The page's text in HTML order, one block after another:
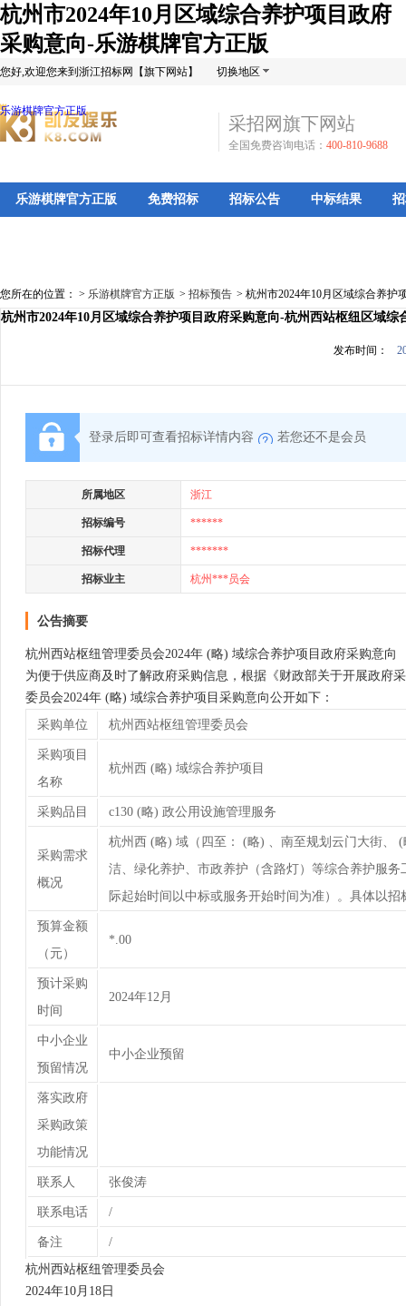
杭州市2024年10月区域综合养护项目政府
采购意向-乐游棋牌官方正版
您好,欢迎您来到浙江招标网【旗下网站】 切换地区
乐游棋牌官方正版
采招网旗下网站
全国免费咨询电话： 400-810-9688
乐游棋牌官方正版 免费招标 招标公告 中标结果
您所在的位置： > 乐游棋牌官方正版 > 招标预告 > 杭州市2024年10月区域综合养护
杭州市2024年10月区域综合养护项目政府采购意向-杭州西站枢纽区域综
发布时间：
登录后即可查看招标详情内容 若您还不是会员
所属地区 浙江
招标编号 ******
招标代理 *******
招标业主 杭州***员会
公告摘要
杭州西站枢纽管理委员会2024年 (略) 域综合养护项目政府采购意向
为便于供应商及时了解政府采购信息，根据《财政部关于开展政府
委员会2024年 (略) 域综合养护项目采购意向公开如下：
采购单位
杭州西站枢纽管理委员会
采购项目
名称
杭州西 (略) 域综合养护项目
采购品目 c130 (略) 政公用设施管理服务
采购需求
概况
杭州西 (略) 域（四至： (略) 、南至规划云门大街、
洁、绿化养护、市政养护（含路灯）等综合养护服务
际起始时间以中标或服务开始时间为准）。具体以招
预算金额
（元）
*.00
预计采购
时间
2024年12月
中小企业
预留情况
中小企业预留
落实政府
采购政策
功能情况
联系人 张俊涛
联系电话 /
备注
/
杭州西站枢纽管理委员会
2024年10月18日